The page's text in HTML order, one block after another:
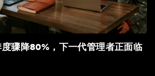
骤降80%，下一代管理者正面临